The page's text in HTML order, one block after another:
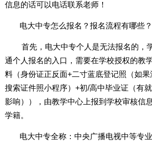
信息的话可以电话联系老师！
电大中专怎么报名？报名流程有哪些？
首先，电大中专个人是无法报名的，
通个人报名的入口，需要在学校授权的教
料（身份证正反面+二寸蓝底登记照（如
搜索证件照小程序）+初/高中毕业证（有
影响）），由教学中心上报到学校审核信
学籍。
电大中专全称：中央广播电视中等专